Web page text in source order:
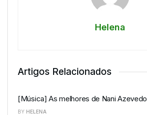
Helena
Artigos Relacionados
[Música] As melhores de Nani Azevedo
BY HELENA